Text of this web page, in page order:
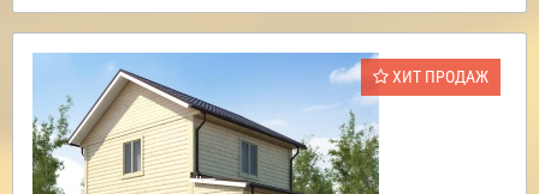
ХИТ ПРОДАЖ